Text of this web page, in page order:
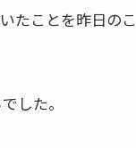
たことを昨日のこ
した。